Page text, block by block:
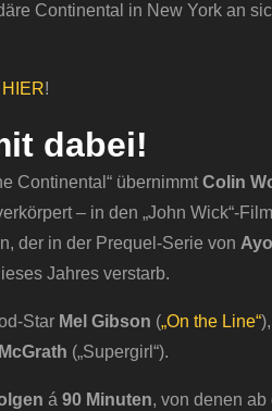
Continental in New York an
HIER!
dabei!
Continental“ übernimmt Colin
– in den „John Wick“-
der in der Prequel-Serie von
Jahres verstarb.
Star Mel Gibson („On the Line“),
(„Supergirl“).
á 90 Minuten, von denen